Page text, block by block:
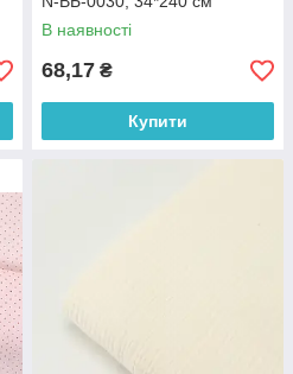
В наявності
68,17 ₴
Купити